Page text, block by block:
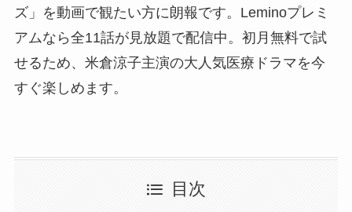
ズ」を動画で観たい方に朗報です。Leminoプレミ
アムなら全11話が見放題で配信中。初月無料で試
せるため、米倉涼子主演の大人気医療ドラマを今
すぐ楽しめます。
目次